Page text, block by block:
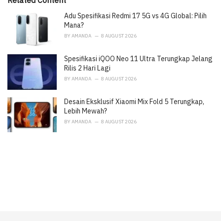
Adu Spesifikasi Redmi 17 5G vs 4G Global: Pilih
Mana?
BY AMANDA 8 AUGUST 2026
Spesifikasi iQOO Neo 11 Ultra Terungkap Jelang
Rilis 2 Hari Lagi
BY AMANDA 8 AUGUST 2026
Desain Eksklusif Xiaomi Mix Fold 5 Terungkap,
Lebih Mewah?
BY AMANDA 8 AUGUST 2026